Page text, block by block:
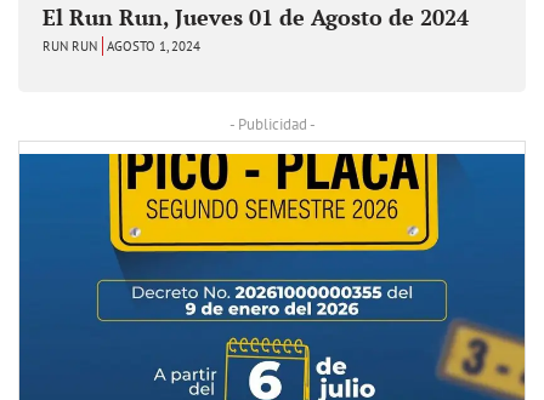
El Run Run, Jueves 01 de Agosto de 2024
RUN RUN AGOSTO 1, 2024
- Publicidad -